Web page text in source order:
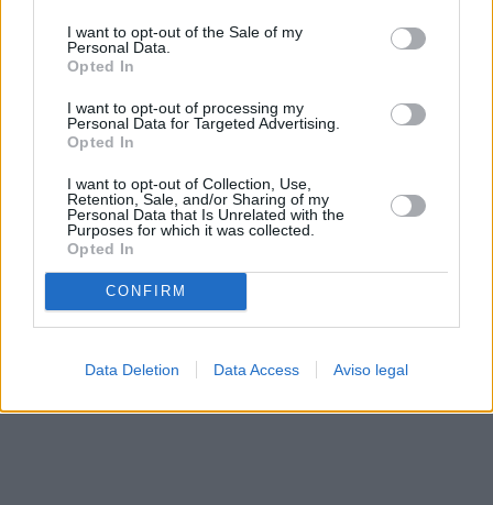
cualquier momento entrando de nuevo en este sitio web o
visitando nuestra política de privacidad.
I want to opt-out of the Sale of my
Personal Data.
Opted In
I want to opt-out of processing my
Personal Data for Targeted Advertising.
Opted In
I want to opt-out of Collection, Use,
Retention, Sale, and/or Sharing of my
Personal Data that Is Unrelated with the
Purposes for which it was collected.
Opted In
CONFIRM
Data Deletion Data Access Aviso legal